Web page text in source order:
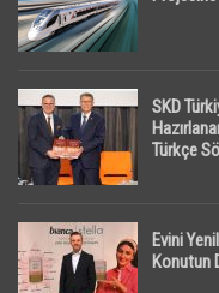
SKD
Türkçe
Evini
Konutun